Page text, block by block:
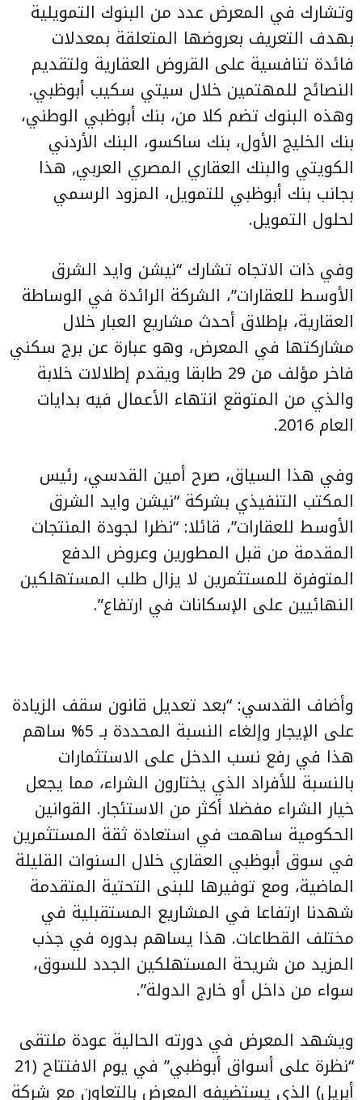
وتشارك في المعرض عدد من البنوك التمويلية
بهدف التعريف بعروضها المتعلقة بمعدلات
فائدة تنافسية على القروض العقارية ولتقديم
النصائح للمهتمين خلال سيتي سكيب أبوظبي.
وهذه البنوك تضم كلا من، بنك أبوظبي الوطني،
بنك الخليج الأول، بنك ساكسو، البنك الأردني
الكويتي والبنك العقاري المصري العربي, هذا
بجانب بنك أبوظبي للتمويل، المزود الرسمي
لحلول التمويل.
وفي ذات الاتجاه تشارك “نيشن وايد الشرق
الأوسط للعقارات”، الشركة الرائدة في الوساطة
العقارية، بإطلاق أحدث مشاريع العبار خلال
مشاركتها في المعرض، وهو عبارة عن برج سكني
فاخر مؤلف من 29 طابقا ويقدم إطلالات خلابة
والذي من المتوقع انتهاء الأعمال فيه بدايات
العام 2016.
وفي هذا السياق، صرح أمين القدسي، رئيس
المكتب التنفيذي بشركة “نيشن وايد الشرق
الأوسط للعقارات”، قائلا: “نظرا لجودة المنتجات
المقدمة من قبل المطورين وعروض الدفع
المتوفرة للمستثمرين لا يزال طلب المستهلكين
النهائيين على الإسكانات في ارتفاع”.
وأضاف القدسي: “بعد تعديل قانون سقف الزيادة
على الإيجار وإلغاء النسبة المحددة بـ 5% ساهم
هذا في رفع نسب الدخل على الاستثمارات
بالنسبة للأفراد الذي يختارون الشراء، مما يجعل
خيار الشراء مفضلا أكثر من الاستئجار. القوانين
الحكومية ساهمت في استعادة ثقة المستثمرين
في سوق أبوظبي العقاري خلال السنوات القليلة
الماضية، ومع توفيرها للبنى التحتية المتقدمة
شهدنا ارتفاعا في المشاريع المستقبلية في
مختلف القطاعات. هذا يساهم بدوره في جذب
المزيد من شريحة المستهلكين الجدد للسوق،
سواء من داخل أو خارج الدولة”.
ويشهد المعرض في دورته الحالية عودة ملتقى
“نظرة على أسواق أبوظبي” في يوم الافتتاح (21
أبريل) الذي يستضيفه المعرض بالتعاون مع شركة